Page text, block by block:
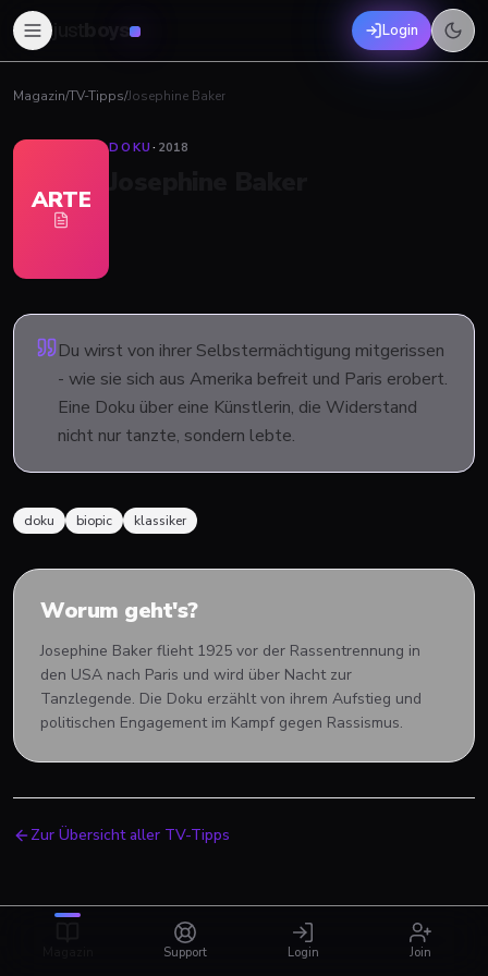
boys Login
Magazin/TV-Tipps/Josephine Baker
ARTE
DOKU· 2018
Du wirst von ihrer Selbstermächtigung mitgerissen
- wie sie sich aus Amerika befreit und Paris erobert.
Eine Doku über eine Künstlerin, die Widerstand
nicht nur tanzte, sondern lebte.
doku biopic klassiker
Worum geht's?
Josephine Baker flieht 1925 vor der Rassentrennung in
den USA nach Paris und wird über Nacht zur
Tanzlegende. Die Doku erzählt von ihrem Aufstieg und
politischen Engagement im Kampf gegen Rassismus.
Zur Übersicht aller TV-Tipps
Support Login Join